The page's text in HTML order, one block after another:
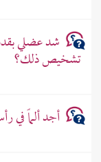
شد عضلي
تشخيص ذلك؟
أجد ألماً في